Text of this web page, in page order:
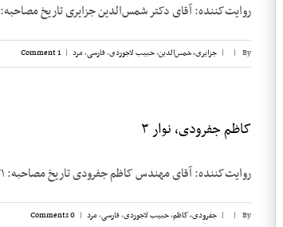
روایت‌کننده: آقای دکتر شمس‌الدین جزایری تاریخ مصاحبه: ۴ اکتبر ۱۹۸۴ محل‌مصاحبه: لندن ـ [...]
By
|
| جزایری، شمس‌الدین,حبیب لاجوردی,فارسی,مرد |
1 Comment
کاظم جفرودی، نوار ۳
روایت‌کننده: آقای مهندس کاظم جفرودی تاریخ مصاحبه: ۲۱ اکتبر ۱۹۸۵ محل‌مصاحبه: پاریس ـ [...]
By
|
| جفرودی، کاظم,حبیب لاجوردی,فارسی,مرد |
0 Comments